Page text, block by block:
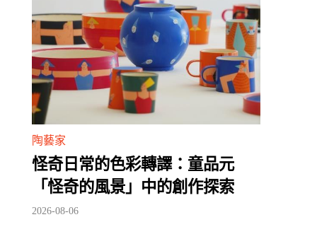
陶藝家
怪奇日常的色彩轉譯：童品元
「怪奇的風景」中的創作探索
2026-08-06